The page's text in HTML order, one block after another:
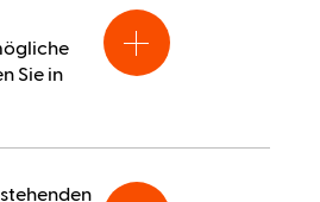
Sie in